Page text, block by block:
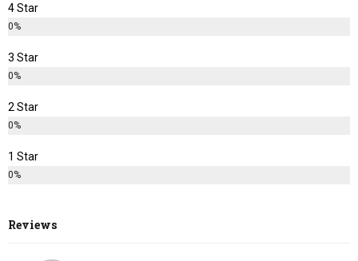
4 Star
0%
3 Star
0%
2 Star
0%
1 Star
0%
Reviews